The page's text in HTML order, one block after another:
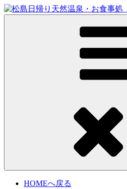
コ
ン
松島日帰り天然温泉・お食事処
芭蕉の湯は宮城県松島にある500
泉です。お食事処や鉱石風呂（別
ごゆっくりお寛ぎください。
HOMEへ戻る